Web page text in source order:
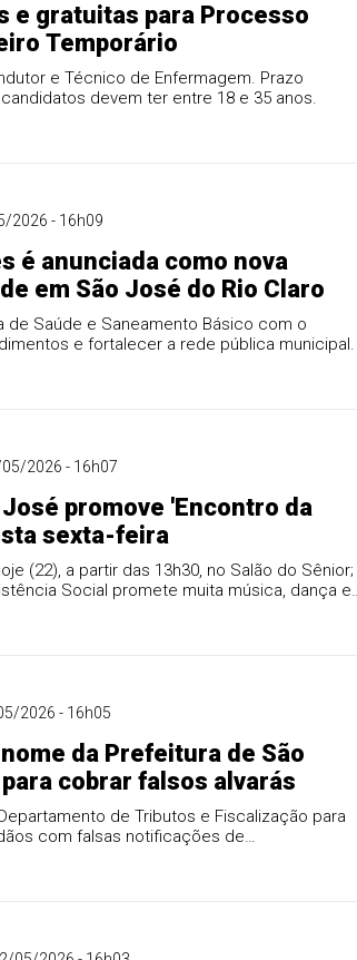
e gratuitas para Processo
Temporário
e Técnico de Enfermagem. Prazo
devem ter entre 18 e 35 anos.
2026 - 16h09
é anunciada como nova
em São José do Rio Claro
de Saúde e Saneamento Básico com o
e fortalecer a rede pública municipal.
2026 - 16h07
promove 'Encontro da
sexta-feira
(22), a partir das 13h30, no Salão do Sênior;
Social promete muita música, dança e
2026 - 16h05
da Prefeitura de São
cobrar falsos alvarás
de Tributos e Fiscalização para
com falsas notificações de